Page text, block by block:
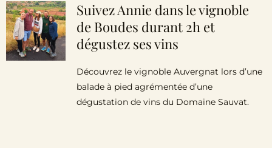
Suivez Annie dans le vignoble
de Boudes durant 2h et
dégustez ses vins
Découvrez le vignoble Auvergnat lors d’une
balade à pied agrémentée d’une
dégustation de vins du Domaine Sauvat.